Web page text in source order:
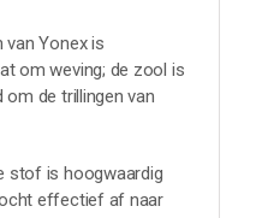
van Yonex is
om weving; de zool is
om de trillingen van
stof is hoogwaardig
effectief af naar